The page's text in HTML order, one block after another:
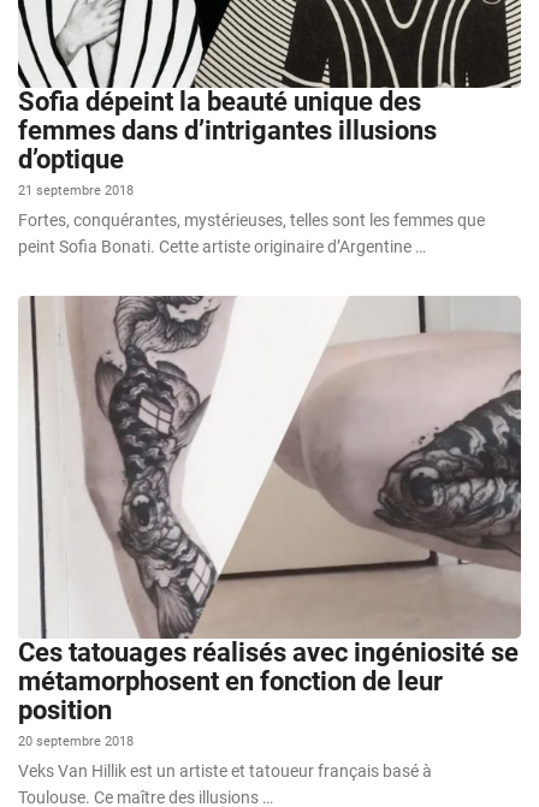
Sofia dépeint la beauté unique des
femmes dans d’intrigantes illusions
d’optique
21 septembre 2018
Fortes, conquérantes, mystérieuses, telles sont les femmes que
peint Sofia Bonati. Cette artiste originaire d’Argentine …
Ces tatouages réalisés avec ingéniosité se
métamorphosent en fonction de leur
position
20 septembre 2018
Veks Van Hillik est un artiste et tatoueur français basé à
Toulouse. Ce maître des illusions …